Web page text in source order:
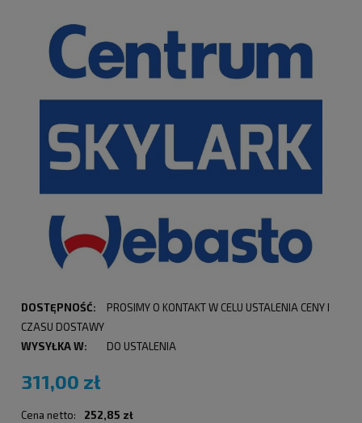
DOSTĘPNOŚĆ:
PROSIMY O KONTAKT W CELU USTALENIA CENY I
CZASU DOSTAWY
WYSYŁKA W:
DO USTALENIA
311,00 zł
Cena netto: 252,85 zł